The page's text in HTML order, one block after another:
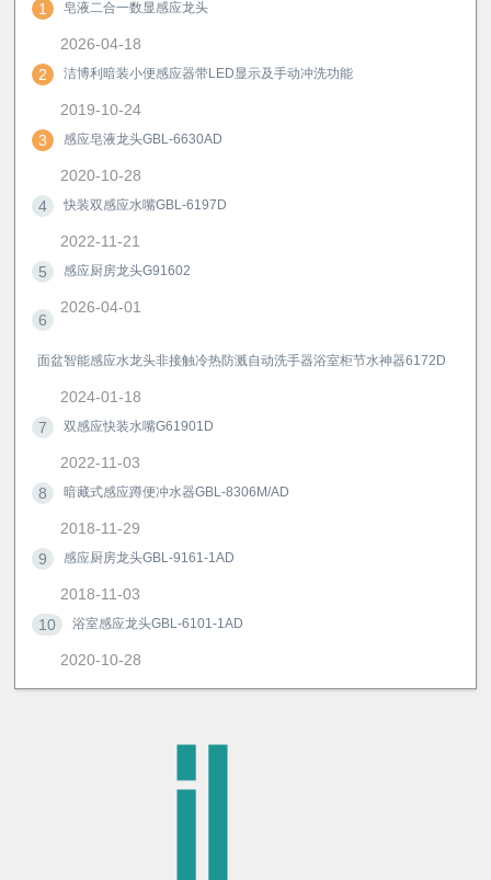
1 皂液二合一数显感应龙头
2026-04-18
2
洁博利暗装小便感应器带LED显示及手动冲洗功能
2019-10-24
3
感应皂液龙头GBL-6630AD
2020-10-28
4
快装双感应水嘴GBL-6197D
2022-11-21
5
感应厨房龙头G91602
2026-04-01
6
面盆智能感应水龙头非接触冷热防溅自动洗手器浴室柜节水神器6172D
2024-01-18
7
双感应快装水嘴G61901D
2022-11-03
8
暗藏式感应蹲便冲水器GBL-8306M/AD
2018-11-29
9
感应厨房龙头GBL-9161-1AD
2018-11-03
10
浴室感应龙头GBL-6101-1AD
2020-10-28